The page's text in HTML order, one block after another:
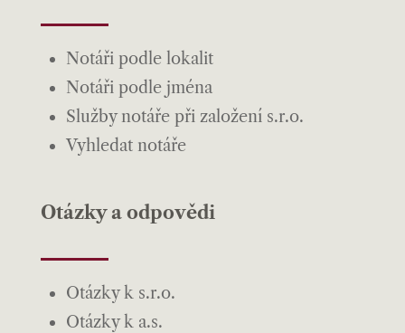
Notáři podle lokalit
Notáři podle jména
Služby notáře při založení s.r.o.
Vyhledat notáře
Otázky a odpovědi
Otázky k s.r.o.
Otázky k a.s.